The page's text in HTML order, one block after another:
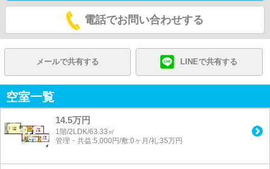
電話でお問い合わせする
メールで共有する LINEで共有する
空室一覧
14.5万円
1階/2LDK/63.33㎡
管理・共益:5,000円/敷:0ヶ月/礼:35万円